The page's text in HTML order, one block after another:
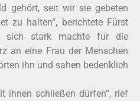
gehört, seit wir sie gebeten
zu halten“, berichtete Fürst
sich stark machte für die
an eine Frau der Menschen
ihn und sahen bedenklich
ihnen schließen dürfen“, rief